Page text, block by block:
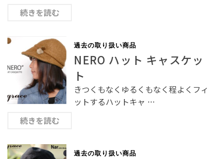
続きを読む
過去の取り扱い商品
NERO ハット キャスケッ
ト
きつくもなくゆるくもなく程よくフィ
ットするハットキャ …
続きを読む
過去の取り扱い商品